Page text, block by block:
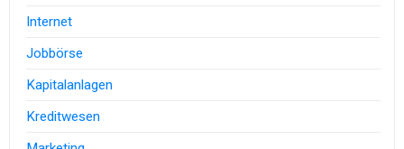
Internet
Jobbörse
Kapitalanlagen
Kreditwesen